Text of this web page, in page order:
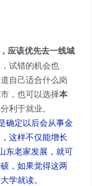
应该优先去一线城
试错的机会也
自己适合什么岗
，也可以选择本
利于就业。
确定以后会从事金
这样不仅能增长
东老家发展，就可
，如果觉得这两
学就读。